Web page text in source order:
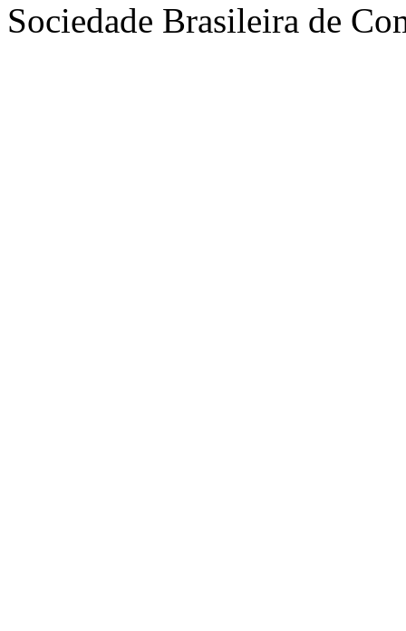
Sociedade Brasileira de